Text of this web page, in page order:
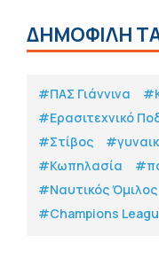
ΔΗΜΟΦΙΛΗ
#ΠΑΣ Γιάννινα
#Eρασιτεχνικό
#Στίβος
#Κωπηλασία
#Ναυτικός Όμιλος
#Champions